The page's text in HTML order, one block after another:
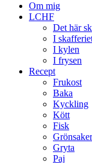
Om mig
LCHF
Det här
I
I kylen
I frysen
Recept
Frukost
Baka
Kyckling
Kött
Fisk
Grönsaker
Gryta
Paj